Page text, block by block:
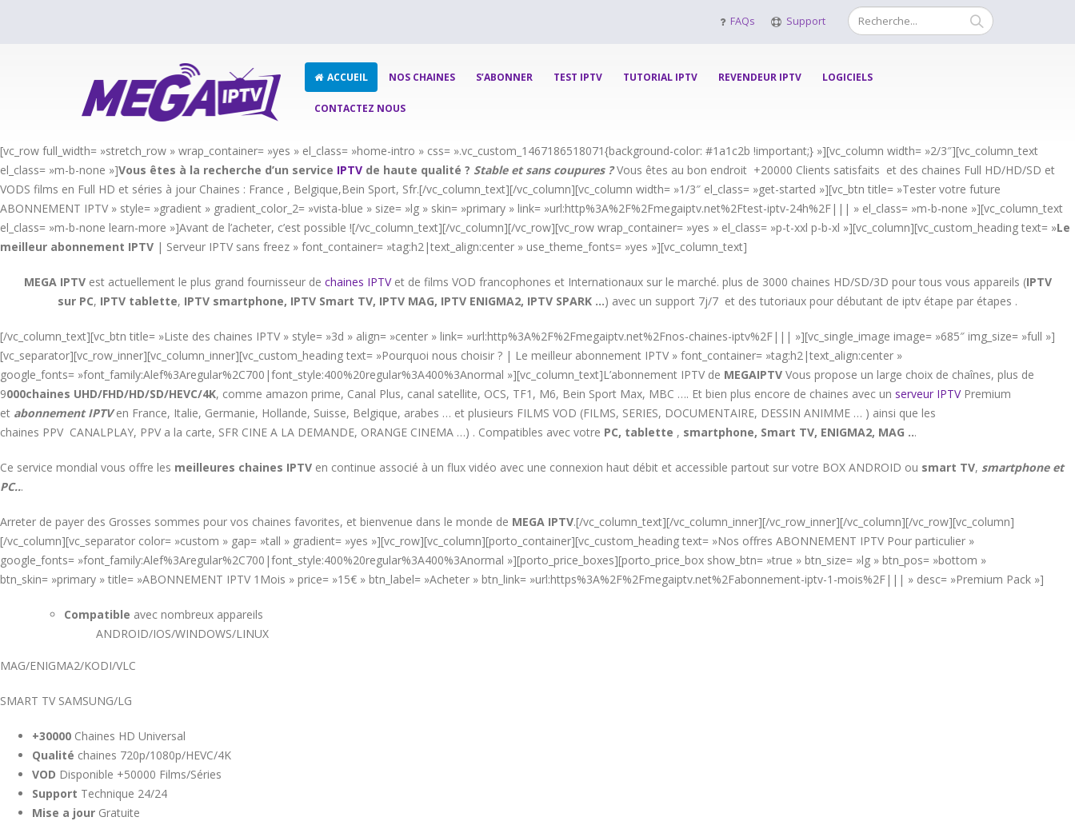
FAQs Support
ACCUEIL NOS CHAINES S’ABONNER TEST IPTV TUTORIAL IPTV REVENDEUR IPTV LOGICIELS
CONTACTEZ NOUS
[vc_row full_width= »stretch_row » wrap_container= »yes » el_class= »home-intro » css= ».vc_custom_1467186518071{background-color: #1a1c2b !important;} »][vc_column width= »2/3″][vc_column_text
el_class= »m-b-none »]Vous êtes à la recherche d’un service IPTV de haute qualité ? Stable et sans coupures ?Vous êtes au bon endroit +20000 Clients satisfaits et des chaines Full HD/HD/SD et
VODS films en Full HD et séries à jour Chaines : France , Belgique,Bein Sport, Sfr.[/vc_column_text][/vc_column][vc_column width= »1/3″ el_class= »get-started »][vc_btn title= »Tester votre future
ABONNEMENT IPTV » style= »gradient » gradient_color_2= »vista-blue » size= »lg » skin= »primary » link= »url:http%3A%2F%2Fmegaiptv.net%2Ftest-iptv-24h%2F||| » el_class= »m-b-none »][vc_column_text
el_class= »m-b-none learn-more »]Avant de l’acheter, c’est possible ![/vc_column_text][/vc_column][/vc_row][vc_row wrap_container= »yes » el_class= »p-t-xxl p-b-xl »][vc_column][vc_custom_heading text= »Le
meilleur abonnement IPTV | Serveur IPTV sans freez » font_container= »tag:h2|text_align:center » use_theme_fonts= »yes »][vc_column_text]
MEGA IPTVest actuellement le plus grand fournisseur de chaines IPTVet de films VOD francophones et Internationaux sur le marché. plus de 3000 chaines HD/SD/3D pour tous vous appareils (IPTV
sur PC, IPTV tablette, IPTV smartphone, IPTV Smart TV, IPTV MAG, IPTV ENIGMA2, IPTV SPARK …) avec un support 7j/7 et des tutoriaux pour débutant de iptv étape par étapes .
[/vc_column_text][vc_btn title= »Liste des chaines IPTV » style= »3d » align= »center » link= »url:http%3A%2F%2Fmegaiptv.net%2Fnos-chaines-iptv%2F||| »][vc_single_image image= »685″ img_size= »full »]
[vc_separator][vc_row_inner][vc_column_inner][vc_custom_heading text= »Pourquoi nous choisir ? | Le meilleur abonnement IPTV » font_container= »tag:h2|text_align:center »
google_fonts= »font_family:Alef%3Aregular%2C700|font_style:400%20regular%3A400%3Anormal »][vc_column_text]L’abonnement IPTV de MEGAIPTV Vous propose un large choix de chaînes, plus de
9000chaines UHD/FHD/HD/SD/HEVC/4K, comme amazon prime, Canal Plus, canal satellite, OCS, TF1, M6, Bein Sport Max, MBC …. Et bien plus encore de chaines avec un serveur IPTVPremium
et abonnement IPTVen France, Italie, Germanie, Hollande, Suisse, Belgique, arabes … et plusieurs FILMS VOD (FILMS, SERIES, DOCUMENTAIRE, DESSIN ANIMME … ) ainsi que les
chaines PPV CANALPLAY, PPV a la carte, SFR CINE A LA DEMANDE, ORANGE CINEMA …) . Compatibles avec votre PC, tablette , smartphone, Smart TV, ENIGMA2, MAG ...
Ce service mondial vous offre les meilleures chaines IPTV en continue associé à un flux vidéo avec une connexion haut débit et accessible partout sur votre BOX ANDROID ou smart TV, smartphone et
PC...
Arreter de payer des Grosses sommes pour vos chaines favorites, et bienvenue dans le monde de MEGA IPTV.[/vc_column_text][/vc_column_inner][/vc_row_inner][/vc_column][/vc_row][vc_column]
[/vc_column][vc_separator color= »custom » gap= »tall » gradient= »yes »][vc_row][vc_column][porto_container][vc_custom_heading text= »Nos offres ABONNEMENT IPTV Pour particulier »
google_fonts= »font_family:Alef%3Aregular%2C700|font_style:400%20regular%3A400%3Anormal »][porto_price_boxes][porto_price_box show_btn= »true » btn_size= »lg » btn_pos= »bottom »
btn_skin= »primary » title= »ABONNEMENT IPTV 1Mois » price= »15€ » btn_label= »Acheter » btn_link= »url:https%3A%2F%2Fmegaiptv.net%2Fabonnement-iptv-1-mois%2F||| » desc= »Premium Pack »]
Compatible avec nombreux appareils
ANDROID/IOS/WINDOWS/LINUX
MAG/ENIGMA2/KODI/VLC
SMART TV SAMSUNG/LG
+30000 Chaines HD Universal
Qualité chaines 720p/1080p/HEVC/4K
VOD Disponible +50000 Films/Séries
Support Technique 24/24
Mise a jour Gratuite